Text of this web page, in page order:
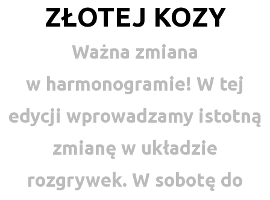
ZŁOTEJ KOZY
Ważna zmiana
w harmonogramie! W tej
edycji wprowadzamy istotną
zmianę w układzie
rozgrywek. W sobotę do